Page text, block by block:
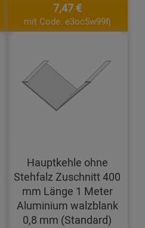
7,47 €
mit Code: e3oc5w99fj
Hauptkehle ohne
Stehfalz Zuschnitt 400
mm Länge 1 Meter
Aluminium walzblank
0,8 mm (Standard)